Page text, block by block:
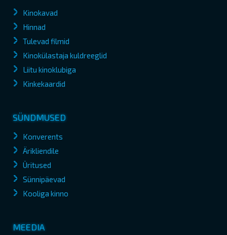
Kinokavad
Hinnad
Tulevad filmid
Kinokülastaja kuldreeglid
Liitu kinoklubiga
Kinkekaardid
SÜNDMUSED
Konverents
Ärikliendile
Üritused
Sünnipäevad
Kooliga kinno
MEEDIA